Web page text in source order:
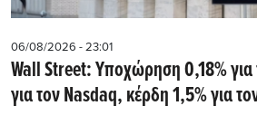
06/08/2026 - 23:01
Wall Street: Υποχώρηση 0,18% για
για τον Nasdaq, κέρδη 1,5% για